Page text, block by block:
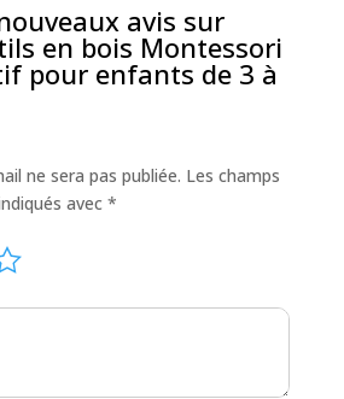
avis sur
en bois Montessori
pour enfants de 3 à
ne sera pas publiée. Les champs
avec *